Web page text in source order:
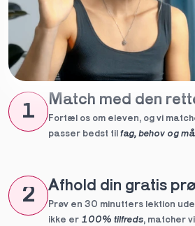
1
Match med den
Fortæl os om eleven, og vi
passer bedst til fag, behov og
2 Afhold din gratis
Prøv en 30 minutters lektion
ikke er 100% tilfreds, matcher